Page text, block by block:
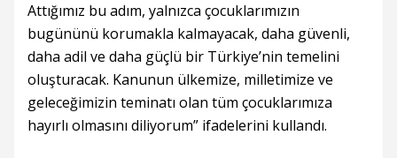
Attığımız bu adım, yalnızca çocuklarımızın
bugününü korumakla kalmayacak, daha güvenli,
daha adil ve daha güçlü bir Türkiye’nin temelini
oluşturacak. Kanunun ülkemize, milletimize ve
geleceğimizin teminatı olan tüm çocuklarımıza
hayırlı olmasını diliyorum” ifadelerini kullandı.